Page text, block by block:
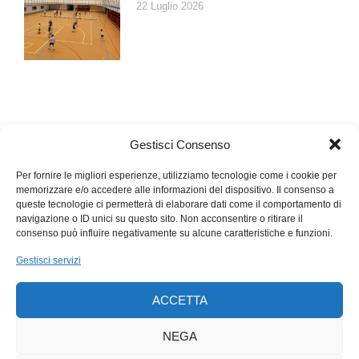
Gestisci Consenso
Per fornire le migliori esperienze, utilizziamo tecnologie come i cookie per
memorizzare e/o accedere alle informazioni del dispositivo. Il consenso a
queste tecnologie ci permetterà di elaborare dati come il comportamento di
navigazione o ID unici su questo sito. Non acconsentire o ritirare il
consenso può influire negativamente su alcune caratteristiche e funzioni.
Gestisci servizi
ACCETTA
NEGA
colore e il sapore del wasabi reale. Questi sostituti tendono ad
avere un gusto meno intenso e una «pungenza» più breve
rispetto al wasabi fresco e, per questo, possono essere
altro cibo piccante o fortemente aromatizzato il mio consiglio è
quello di parlarne col proprio pediatra che conosce suo figlio e
di proporli nella dieta con cautela, prestando la massima
attenzione a eventuali effetti secondari; è importante,
comunque, che non siano proposti troppo frequentemente.
22 Luglio 2026